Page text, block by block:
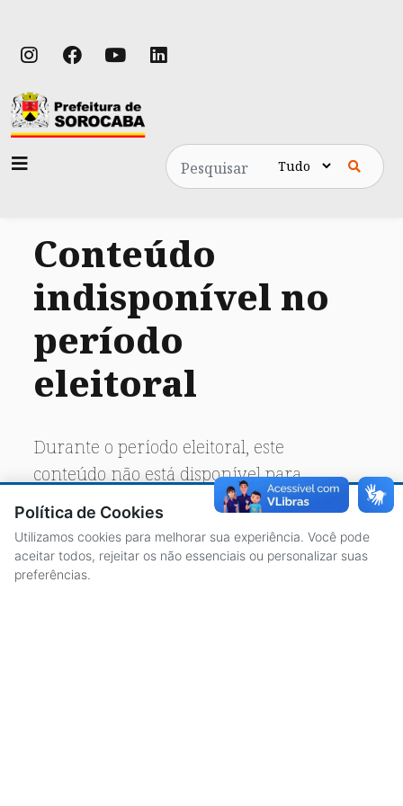
Pesquisa
Conteúdo
indisponível no
período
eleitoral
Durante o período eleitoral, este
conteúdo não está disponível para
acesso público.
Política de Cookies
Utilizamos cookies para melhorar sua experiência. Você pode
aceitar todos, rejeitar os não essenciais ou personalizar suas
preferências.